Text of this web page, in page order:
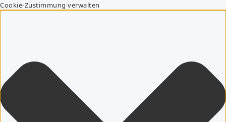
Cookie-Zustimmung verwalten